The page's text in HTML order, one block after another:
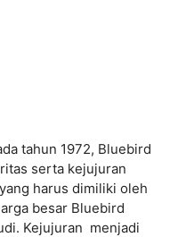
tahun 1972, Bluebird
serta kejujuran
harus dimiliki oleh
besar Bluebird
Kejujuran menjadi